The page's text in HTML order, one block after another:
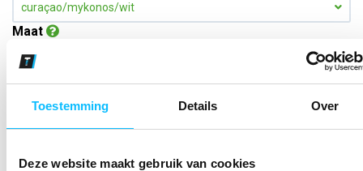
Toestemming Details Over
Deze website maakt gebruik van cookies
curaçao/mykonos/wit
Maat
Aantal